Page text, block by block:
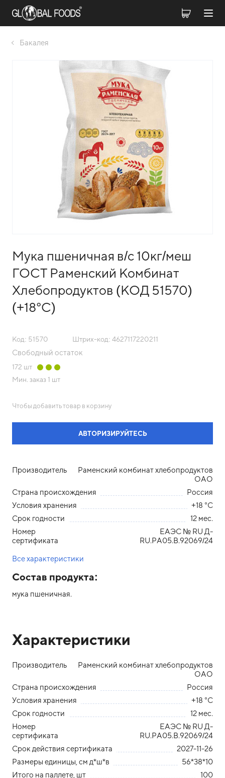
Бакалея
Мука пшеничная в/с 10кг/меш
ГОСТ Раменский Комбинат
Хлебопродуктов (КОД 51570)
(+18°С)
Код: 51570 Штрих-код: 4627117220211
Свободный остаток
172 шт
Мин. заказ 1 шт
Чтобы добавить товар в корзину
АВТОРИЗИРУЙТЕСЬ
Производитель
Раменский комбинат хлебопродуктов
ОАО
Страна происхождения
Россия
Условия хранения
+18 °С
Срок годности
12 мес.
Номер
сертификата
ЕАЭС № RU Д-
RU.РА05.В.92069/24
Все характеристики
Состав продукта:
мука пшеничная.
Характеристики
Производитель
Раменский комбинат хлебопродуктов
ОАО
Страна происхождения
Россия
Условия хранения
+18 °С
Срок годности
12 мес.
Номер
сертификата
ЕАЭС № RU Д-
RU.РА05.В.92069/24
Срок действия сертификата
2027-11-26
Размеры единицы, см д*ш*в
56*38*10
Итого на паллете, шт
100